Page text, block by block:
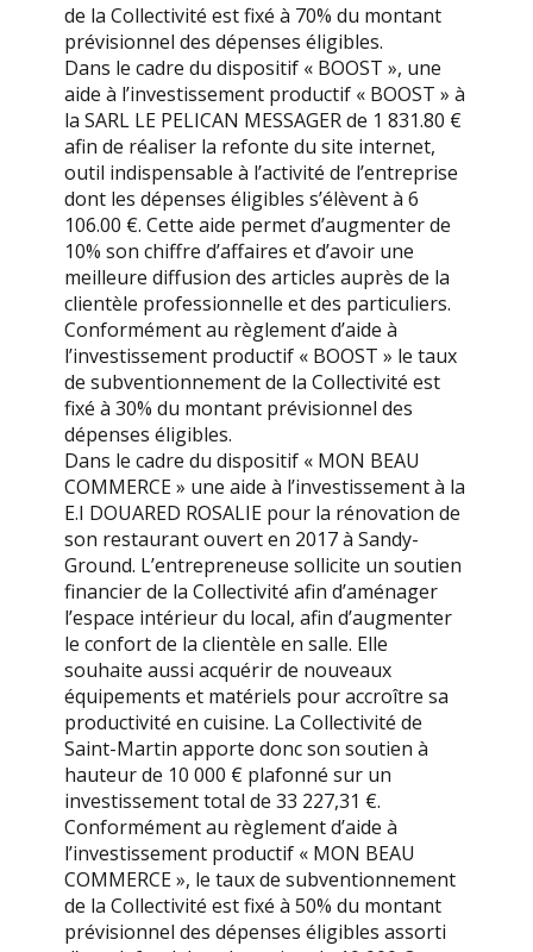
de la Collectivité est fixé à 70% du montant
prévisionnel des dépenses éligibles.
Dans le cadre du dispositif « BOOST », une
aide à l’investissement productif « BOOST » à
la SARL LE PELICAN MESSAGER de 1 831.80 €
afin de réaliser la refonte du site internet,
outil indispensable à l’activité de l’entreprise
dont les dépenses éligibles s’élèvent à 6
106.00 €. Cette aide permet d’augmenter de
10% son chiffre d’affaires et d’avoir une
meilleure diffusion des articles auprès de la
clientèle professionnelle et des particuliers.
Conformément au règlement d’aide à
l’investissement productif « BOOST » le taux
de subventionnement de la Collectivité est
fixé à 30% du montant prévisionnel des
dépenses éligibles.
Dans le cadre du dispositif « MON BEAU
COMMERCE » une aide à l’investissement à la
E.I DOUARED ROSALIE pour la rénovation de
son restaurant ouvert en 2017 à Sandy-
Ground. L’entrepreneuse sollicite un soutien
financier de la Collectivité afin d’aménager
l’espace intérieur du local, afin d’augmenter
le confort de la clientèle en salle. Elle
souhaite aussi acquérir de nouveaux
équipements et matériels pour accroître sa
productivité en cuisine. La Collectivité de
Saint-Martin apporte donc son soutien à
hauteur de 10 000 € plafonné sur un
investissement total de 33 227,31 €.
Conformément au règlement d’aide à
l’investissement productif « MON BEAU
COMMERCE », le taux de subventionnement
de la Collectivité est fixé à 50% du montant
prévisionnel des dépenses éligibles assorti